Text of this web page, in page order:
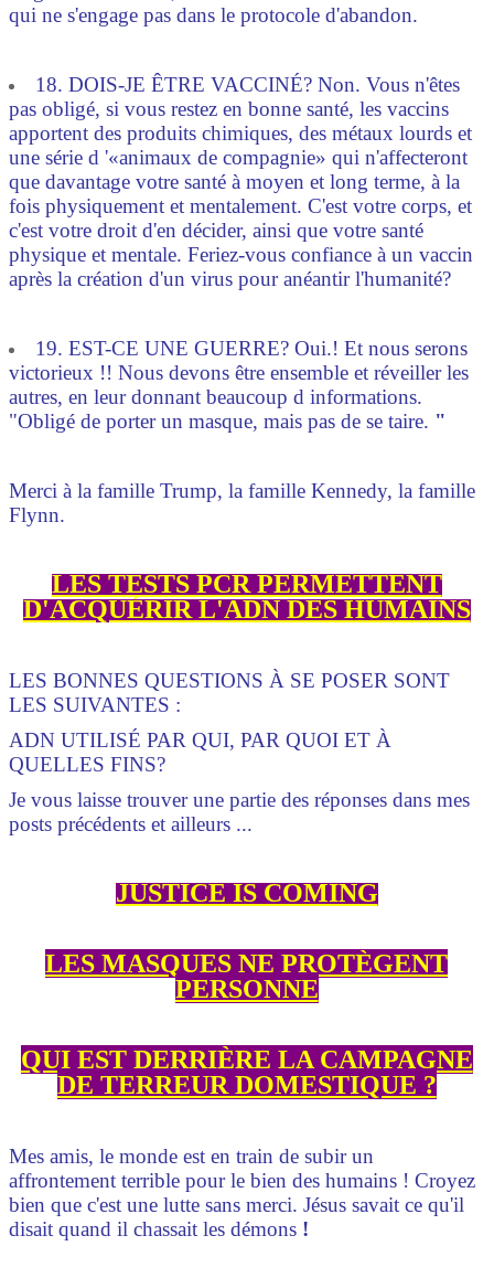
qui ne s'engage pas dans le protocole d'abandon.
18. DOIS-JE ÊTRE VACCINÉ? Non. Vous n'êtes
pas obligé, si vous restez en bonne santé, les vaccins
apportent des produits chimiques, des métaux lourds et
une série d '«animaux de compagnie» qui n'affecteront
que davantage votre santé à moyen et long terme, à la
fois physiquement et mentalement. C'est votre corps, et
c'est votre droit d'en décider, ainsi que votre santé
physique et mentale. Feriez-vous confiance à un vaccin
après la création d'un virus pour anéantir l'humanité?
19. EST-CE UNE GUERRE? Oui.! Et nous serons
victorieux !! Nous devons être ensemble et réveiller les
autres, en leur donnant beaucoup d informations.
"Obligé de porter un masque, mais pas de se taire. "
Merci à la famille Trump, la famille Kennedy, la famille
Flynn.
LES TESTS PCR PERMETTENT
D'ACQUÉRIR L'ADN DES HUMAINS
LES BONNES QUESTIONS À SE POSER SONT
LES SUIVANTES :
ADN UTILISÉ PAR QUI, PAR QUOI ET À
QUELLES FINS?
Je vous laisse trouver une partie des réponsesdans mes
posts précédents et ailleurs ...
JUSTICE IS COMING
LES MASQUES NE PROTÈGENT
PERSONNE
QUI EST DERRIÈRE LA CAMPAGNE
DE TERREUR DOMESTIQUE ?
Mes amis, le monde est en train de subir un
affrontement terrible pour le bien des humains ! Croyez
bien que c'est une lutte sans merci. Jésus savait ce qu'il
disait quand il chassait les démons !